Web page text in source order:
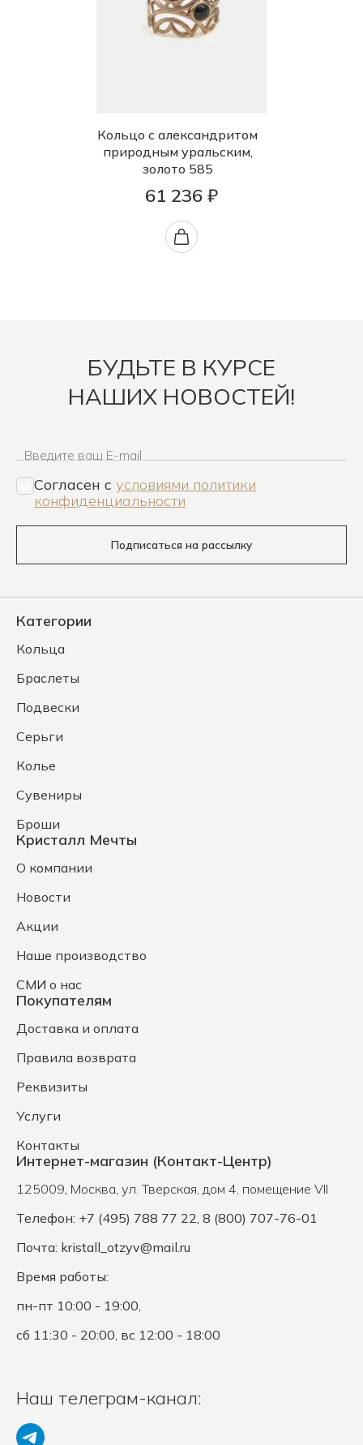
Кольцо с александритом
природным уральским,
золото 585
61 236 ₽
БУДЬТЕ В КУРСЕ
НАШИХ НОВОСТЕЙ!
Введите ваш E-mail
Согласен c условиями политики
конфиденциальности
Подписаться на рассылку
Категории
Кольца
Браслеты
Подвески
Серьги
Колье
Сувениры
Броши
Кристалл Мечты
О компании
Новости
Акции
Наше производство
СМИ о нас
Покупателям
Доставка и оплата
Правила возврата
Реквизиты
Услуги
Контакты
Интернет-магазин (Контакт-Центр)
125009, Москва, ул. Тверская, дом 4, помещение VII
Телефон: +7 (495) 788 77 22, 8 (800) 707-76-01
Почта: kristall_otzyv@mail.ru
Время работы:
пн-пт 10:00 - 19:00,
сб 11:30 - 20:00, вс 12:00 - 18:00
Наш телеграм-канал: